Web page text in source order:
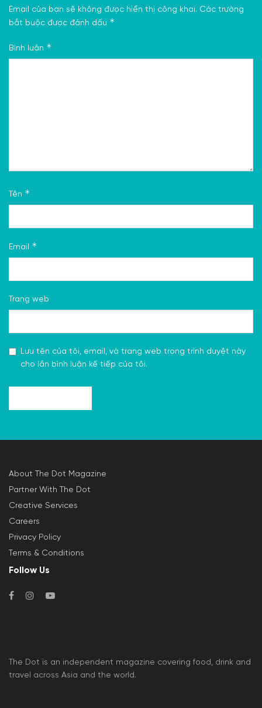
Email của bạn sẽ không được hiển thị công khai. Các trường
bắt buộc được đánh dấu *
Bình luận *
Tên *
Email *
Trang web
Lưu tên của tôi, email, và trang web trong trình duyệt này
cho lần bình luận kế tiếp của tôi.
About The Dot Magazine
Partner With The Dot
Creative Services
Careers
Privacy Policy
Terms & Conditions
Follow Us
The Dot is an independent magazine covering food, drink and
travel across Asia and the world.